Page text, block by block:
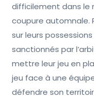
difficilement dans
coupure automnale.
sur leurs
sanctionnés par
mettre leur jeu en
jeu face à une
défendre son